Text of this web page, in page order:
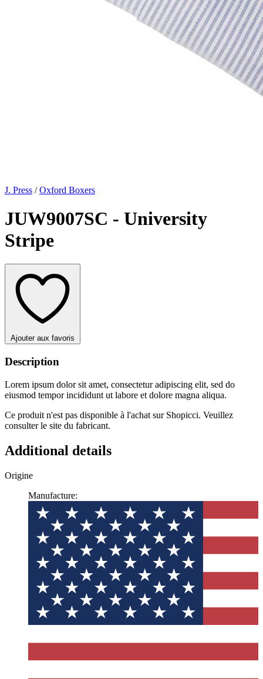
J. Press /Oxford Boxers
JUW9007SC - University
Stripe
Ajouter aux favoris
Description
Lorem ipsum dolor sit amet, consectetur adipiscing elit, sed do
eiusmod tempor incididunt ut labore et dolore magna aliqua.
Ce produit n'est pas disponible à l'achat sur Shopicci. Veuillez
consulter le site du fabricant.
Additional details
Origine
Manufacture: